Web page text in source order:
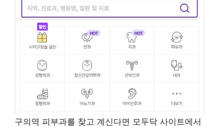
구의역 피부과를 찾고 계신다면 모두닥 사이트에서